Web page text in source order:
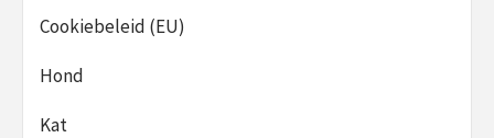
Cookiebeleid (EU)
Hond
Kat